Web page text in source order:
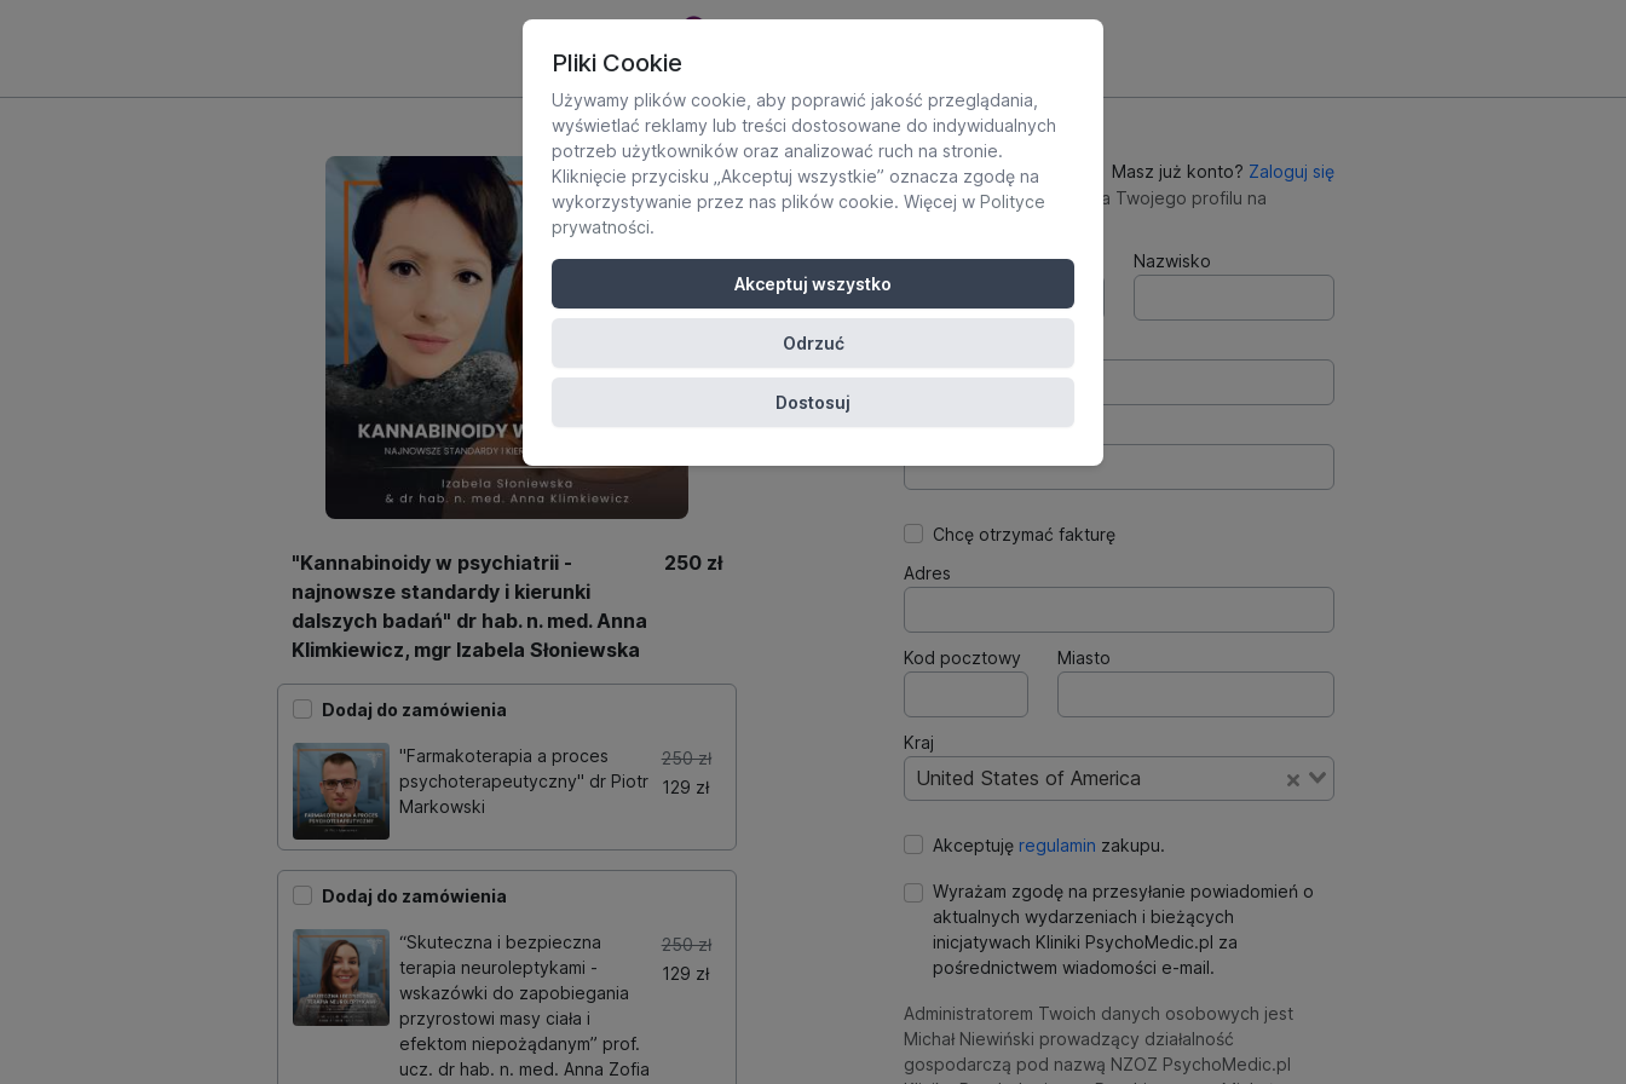
"Kannabinoidy w psychiatrii -
najnowsze standardy i kierunki
dalszych badań" dr hab. n. med. Anna
Klimkiewicz, mgr Izabela Słoniewska
250 zł
Dodaj do zamówienia
"Farmakoterapia a proces
psychoterapeutyczny" dr Piotr
Markowski
250 zł
129 zł
Dodaj do zamówienia
“Skuteczna i bezpieczna
terapia neuroleptykami -
wskazówki do zapobiegania
przyrostowi masy ciała i
efektom niepożądanym” prof.
ucz. dr hab. n. med. Anna Zofia
250 zł
129 zł
Dane uczestnika Masz już konto? Zaloguj się
Potrzebne do utworzenia Twojego profilu na
Imię
Nazwisko
Hasło
Chcę otrzymać fakturę
Adres
Kod pocztowy Miasto
Kraj
United States of America
Akceptuję regulamin zakupu.
Wyrażam zgodę na przesyłanie powiadomień o
aktualnych wydarzeniach i bieżących
inicjatywach Kliniki PsychoMedic.pl za
pośrednictwem wiadomości e-mail.
Administratorem Twoich danych osobowych jest
Michał Niewiński prowadzący działalność
gospodarczą pod nazwą NZOZ PsychoMedic.pl
Pliki Cookie
Używamy plików cookie, aby poprawić jakość przeglądania,
wyświetlać reklamy lub treści dostosowane do indywidualnych
potrzeb użytkowników oraz analizować ruch na stronie.
Kliknięcie przycisku „Akceptuj wszystkie” oznacza zgodę na
wykorzystywanie przez nas plików cookie. Więcej w Polityce
prywatności.
Akceptuj wszystko
Odrzuć
Dostosuj